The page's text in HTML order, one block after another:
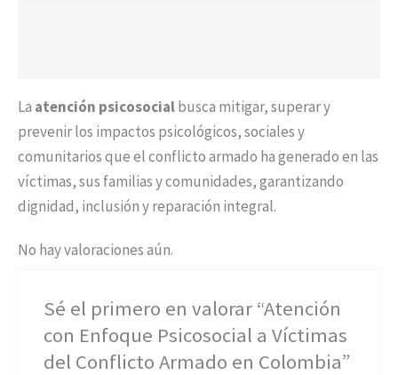
La atención psicosocialbusca mitigar, superar y
prevenir los impactos psicológicos, sociales y
comunitarios que el conflicto armado ha generado en las
víctimas, sus familias y comunidades, garantizando
dignidad, inclusión y reparación integral.
No hay valoraciones aún.
Sé el primero en valorar “Atención
con Enfoque Psicosocial a Víctimas
del Conflicto Armado en Colombia”